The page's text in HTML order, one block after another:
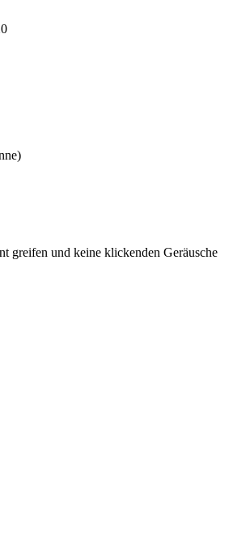
greifen und keine klickenden Geräusche